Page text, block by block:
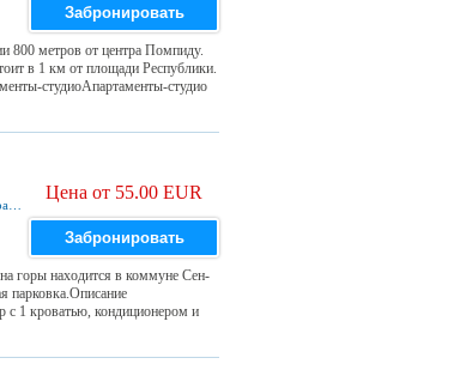
Забронировать
800 метров от центра Помпиду.
в 1 км от площади Республики.
студиоАпартаменты-студио
Цена от 55.00 EUR
Забронировать
горы находится в коммуне Сен-
парковка.Описание
1 кроватью, кондиционером и